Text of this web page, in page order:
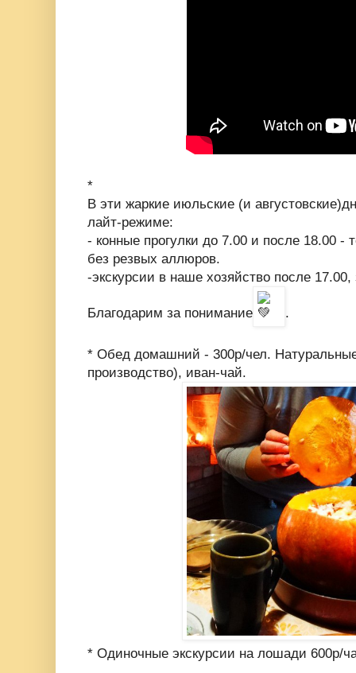
*
В эти жаркие июльские (и
лайт-режиме:
- конные прогулки до 7.00 и после 18.00
без резвых аллюров.
-экскурсии в наше хозяйство после 17.00,
Благодарим за понимание .
* Обед домашний - 300р/чел.
производство), иван-чай.
* Одиночные экскурсии на лошади 600р/